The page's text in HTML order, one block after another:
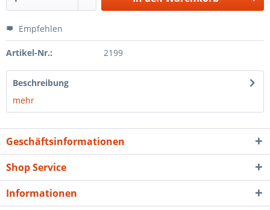
Empfehlen
Artikel-Nr.: 2199
Beschreibung
mehr
Geschäftsinformationen
Shop Service
Informationen